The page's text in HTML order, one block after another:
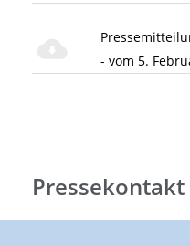
- vom 5.
Pressekontakt